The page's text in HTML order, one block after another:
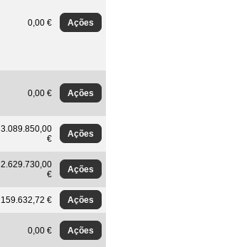
0,00 € Ações
0,00 € Ações
3.089.850,00
€
Ações
2.629.730,00
€
Ações
159.632,72 € Ações
0,00 € Ações